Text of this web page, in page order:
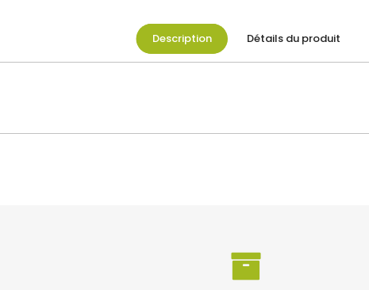
Description Détails du produit